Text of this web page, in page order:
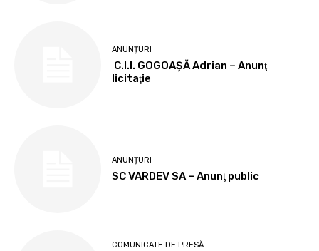
ANUNȚURI
C.I.I. GOGOAŞĂ Adrian – Anunţ
licitaţie
ANUNȚURI
SC VARDEV SA – Anunţ public
COMUNICATE DE PRESĂ